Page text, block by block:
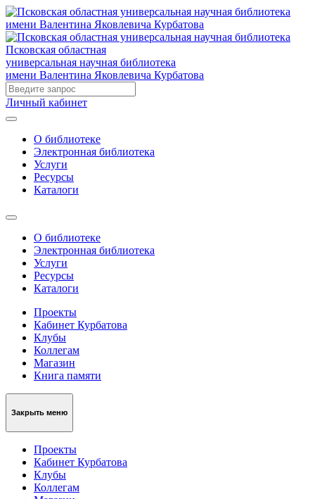
Псковская областная
универсальная научная библиотека
имени Валентина Яковлевича Курбатова
Личный кабинет
О библиотеке
Электронная библиотека
Услуги
Ресурсы
Каталоги
О библиотеке
Электронная библиотека
Услуги
Ресурсы
Каталоги
Проекты
Кабинет Курбатова
Клубы
Коллегам
Магазин
Книга памяти
Закрыть меню
Проекты
Кабинет Курбатова
Клубы
Коллегам